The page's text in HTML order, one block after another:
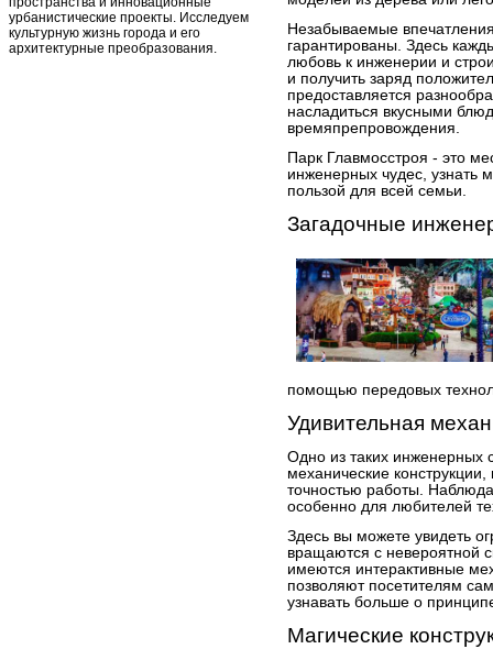
урбанистические проекты. Исследуем
культурную жизнь города и его
архитектурные преобразования.
Незабываемые
гарантированы. Здесь
любовь к инженерии и
и получить заряд
предоставляется
насладиться вкусными
времяпрепровождения.
Парк Главмосстроя - это
инженерных чудес, узнать
пользой для всей семьи.
Загадочные
помощью передовых
Удивительная
Одно из таких инженерных
механические
точностью работы.
особенно для любителей
Здесь вы можете увидеть
вращаются с невероятной
имеются интерактивные
позволяют посетителям
узнавать больше о
Магические